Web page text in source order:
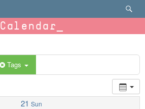
Calendar
Tags
21 Sun